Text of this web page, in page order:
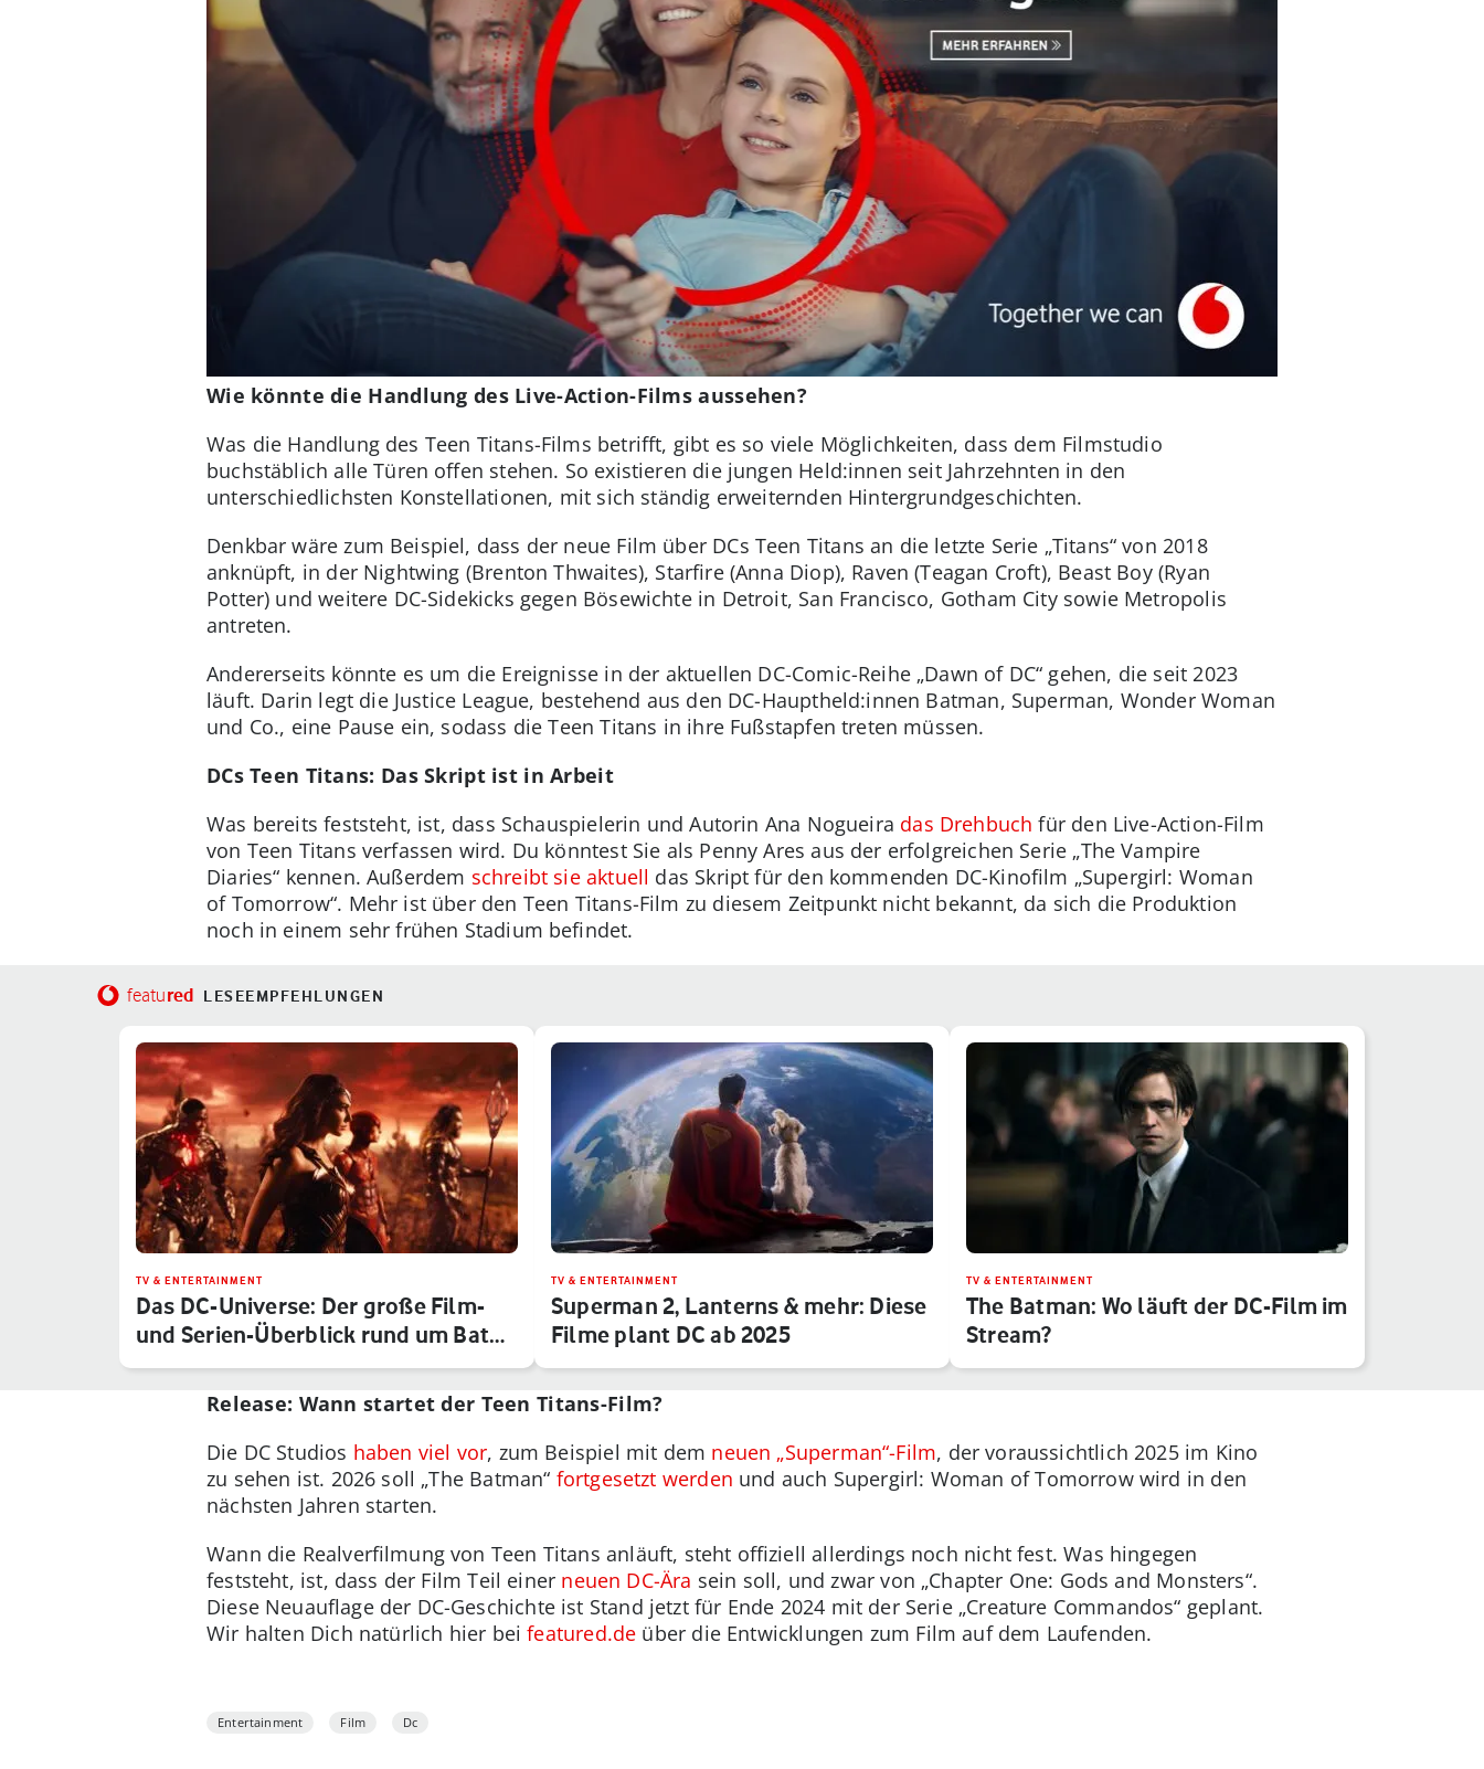
Wie könnte die Handlung des Live-Action-Films aussehen?
Was die Handlung des Teen Titans-Films betrifft, gibt es so viele Möglichkeiten, dass dem Filmstudio
buchstäblich alle Türen offen stehen. So existieren die jungen Held:innen seit Jahrzehnten in den
unterschiedlichsten Konstellationen, mit sich ständig erweiternden Hintergrundgeschichten.
Denkbar wäre zum Beispiel, dass der neue Film über DCs Teen Titans an die letzte Serie „Titans“ von 2018
anknüpft, in der Nightwing (Brenton Thwaites), Starfire (Anna Diop), Raven (Teagan Croft), Beast Boy (Ryan
Potter) und weitere DC-Sidekicks gegen Bösewichte in Detroit, San Francisco, Gotham City sowie Metropolis
antreten.
Andererseits könnte es um die Ereignisse in der aktuellen DC-Comic-Reihe „Dawn of DC“ gehen, die seit 2023
läuft. Darin legt die Justice League, bestehend aus den DC-Hauptheld:innen Batman, Superman, Wonder Woman
und Co., eine Pause ein, sodass die Teen Titans in ihre Fußstapfen treten müssen.
DCs Teen Titans: Das Skript ist in Arbeit
Was bereits feststeht, ist, dass Schauspielerin und Autorin Ana Nogueira das Drehbuch für den Live-Action-Film
von Teen Titans verfassen wird. Du könntest Sie als Penny Ares aus der erfolgreichen Serie „The Vampire
Diaries“ kennen. Außerdem schreibt sie aktuell das Skript für den kommenden DC-Kinofilm „Supergirl: Woman
of Tomorrow“. Mehr ist über den Teen Titans-Film zu diesem Zeitpunkt nicht bekannt, da sich die Produktion
noch in einem sehr frühen Stadium befindet.
featured LESEEMPFEHLUNGEN
TV & ENTERTAINMENT
Das DC-Universe: Der große Film-
und Serien-Überblick rund um Bat…
TV & ENTERTAINMENT
Superman 2, Lanterns & mehr: Diese
Filme plant DC ab 2025
TV & ENTERTAINMENT
The Batman: Wo läuft der DC-Film im
Stream?
Release: Wann startet der Teen Titans-Film?
Die DC Studios haben viel vor, zum Beispiel mit dem neuen „Superman“-Film, der voraussichtlich 2025 im Kino
zu sehen ist. 2026 soll „The Batman“ fortgesetzt werden und auch Supergirl: Woman of Tomorrow wird in den
nächsten Jahren starten.
Wann die Realverfilmung von Teen Titans anläuft, steht offiziell allerdings noch nicht fest. Was hingegen
feststeht, ist, dass der Film Teil einer neuen DC-Ära sein soll, und zwar von „Chapter One: Gods and Monsters“.
Diese Neuauflage der DC-Geschichte ist Stand jetzt für Ende 2024 mit der Serie „Creature Commandos“ geplant.
Wir halten Dich natürlich hier beifeatured.de über die Entwicklungen zum Film auf dem Laufenden.
Entertainment Film Dc